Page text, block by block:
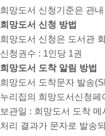
희망도서 신청기준은 관
희망도서 신청 방법
희망도서 신청은 도서관
신청권수 : 1인당 1권
희망도서 도착 알림 방법
희망도서 도착문자 발송
누리집의 희망도서신청페
보관일 : 희망도서 도착
처리 결과가 문자로 발송